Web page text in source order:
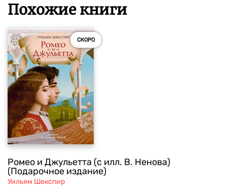
Похожие книги
СКОРО
Ромео и Джульетта (с илл. В. Ненова)
(Подарочное издание)
Уильям Шекспир